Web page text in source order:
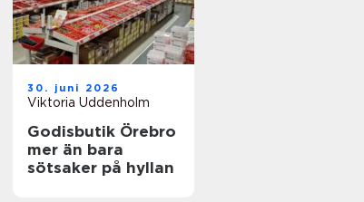
30. juni 2026
Viktoria Uddenholm
Godisbutik Örebro
mer än bara
sötsaker på hyllan